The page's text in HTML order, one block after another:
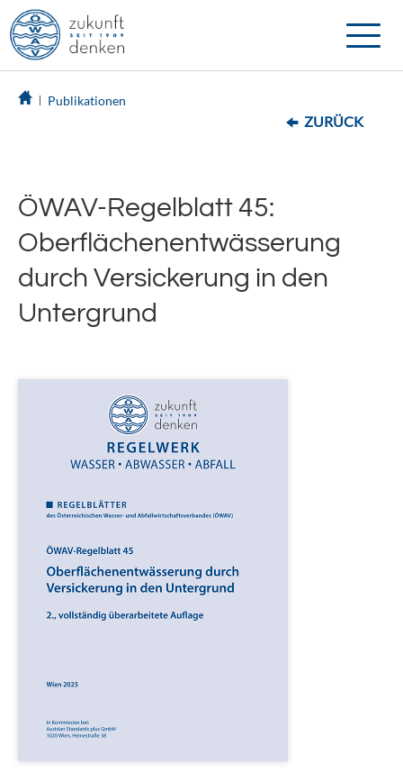
Toggle
Publikationen
ZURÜCK
ÖWAV-Regelblatt 45:
Oberflächenentwässerung
durch Versickerung in den
Untergrund